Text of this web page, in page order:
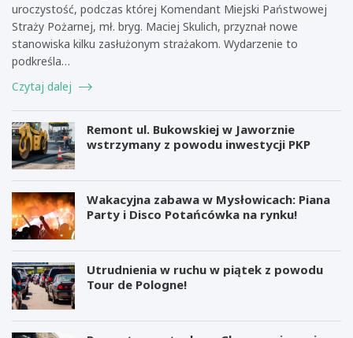
uroczystość, podczas której Komendant Miejski Państwowej
Straży Pożarnej, mł. bryg. Maciej Skulich, przyznał nowe
stanowiska kilku zasłużonym strażakom. Wydarzenie to
podkreśla…
Czytaj dalej
Remont ul. Bukowskiej w Jaworznie
wstrzymany z powodu inwestycji PKP
Wakacyjna zabawa w Mysłowicach: Piana
Party i Disco Potańcówka na rynku!
Utrudnienia w ruchu w piątek z powodu
Tour de Pologne!